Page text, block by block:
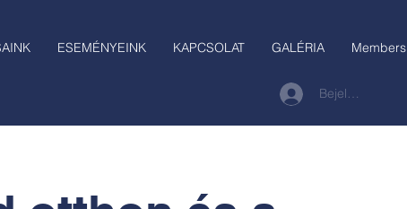
ESEMÉNYEINK KAPCSOLAT GALÉRIA Members
Bejelentkezés